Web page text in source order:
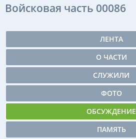
Войсковая часть 00086
ЛЕНТА
О ЧАСТИ
СЛУЖИЛИ
ФОТО
ОБСУЖДЕНИЕ
ПАМЯТЬ